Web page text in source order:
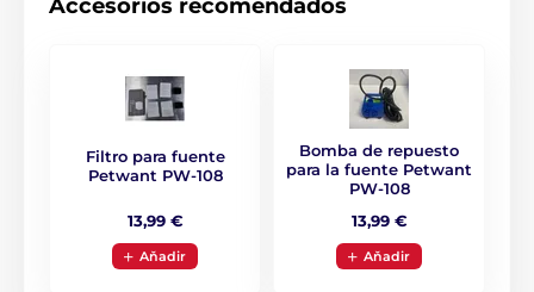
Accesorios recomendados
Filtro para fuente
Petwant PW-108
13,99 €
Aňadir
Bomba de repuesto
para la fuente Petwant
PW-108
13,99 €
Aňadir